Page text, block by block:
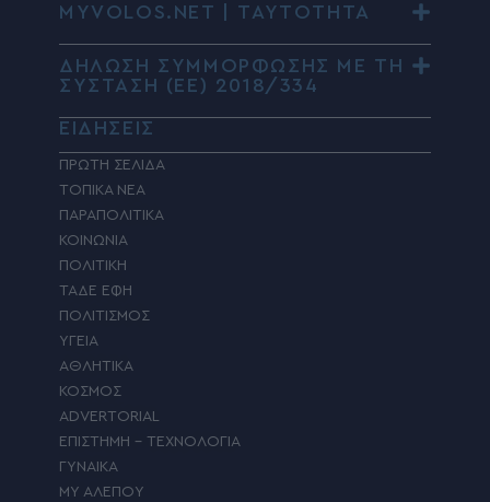
MYVOLOS.NET | ΤΑΥΤΟΤΗΤΑ
ΔΗΛΩΣΗ ΣΥΜΜΟΡΦΩΣΗΣ ΜΕ ΤΗ
ΣΥΣΤΑΣΗ (ΕΕ) 2018/334
ΕΙΔΗΣΕΙΣ
ΠΡΩΤΗ ΣΕΛΙΔΑ
ΤΟΠΙΚΑ ΝΕΑ
ΠΑΡΑΠΟΛΙΤΙΚΑ
ΚΟΙΝΩΝΙΑ
ΠΟΛΙΤΙΚΗ
ΤΑΔΕ ΕΦΗ
ΠΟΛΙΤΙΣΜΟΣ
ΥΓΕΙΑ
ΑΘΛΗΤΙΚΑ
ΚΟΣΜΟΣ
ADVERTORIAL
ΕΠΙΣΤΗΜΗ – ΤΕΧΝΟΛΟΓΙΑ
ΓΥΝΑΙΚΑ
MY ΑΛΕΠΟΥ